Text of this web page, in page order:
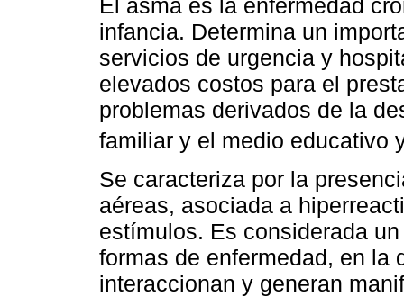
El asma es la enfermedad
infancia. Determina un
servicios de urgencia y
elevados costos para el
problemas derivados de la
familiar y el medio educativo
Se caracteriza por la
aéreas, asociada a
estímulos. Es considerada
formas de enfermedad, en la
interaccionan y generan